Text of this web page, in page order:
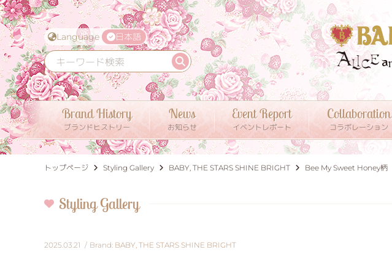
Language 日本語
Brand History
ブランドヒストリー
News
お知らせ
Event Report
イベントレポート
Collaboration
コラボレーション
トップページ Styling Gallery BABY, THE STARS SHINE BRIGHT Bee My Sweet Honey柄
Styling Gallery
2025.03.21 BABY, THE STARS SHINE BRIGHT